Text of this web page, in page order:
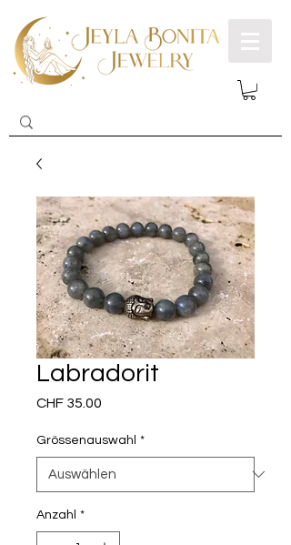
Labradorit
CHF 35.00
Grössenauswahl *
Anzahl *